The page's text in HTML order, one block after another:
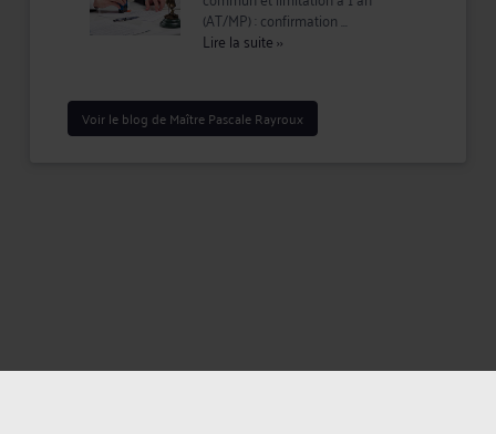
(AT/MP) : confirmation ...
Lire la suite››
Voir le blog de Maître Pascale Rayroux